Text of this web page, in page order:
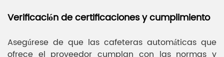
Verificación de certificaciones y cumplimiento
Asegúrese de que las cafeteras automáticas que
ofrece el proveedor cumplan con las normas y